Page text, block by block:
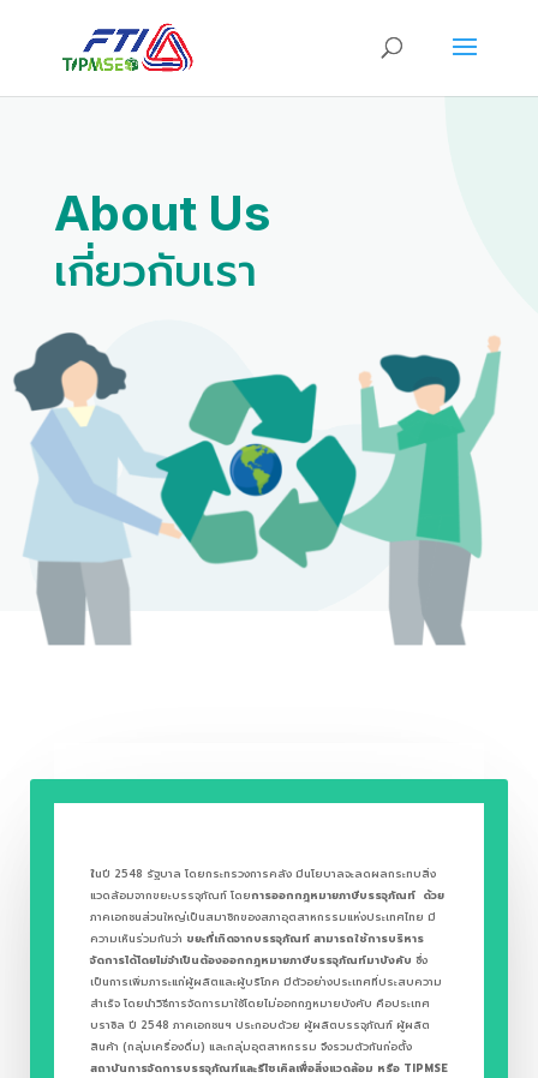
About Us
เกี่ยวกับเรา
ในปี 2548 รัฐบาล โดยกระทรวงการคลัง มีนโยบาลจะลดผลกระทบสิ่ง
แวดล้อมจากขยะบรรจุภัณท์ โดยการออกกฎหมายภาษีบรรจุภัณท์ ด้วย
ภาคเอกชนส่วนใหญ่เป็นสมาชิกของสภาอุตสาหกรรมแห่งประเทศไทย มี
ความเห็นร่วมกันว่า ขยะที่เกิดจากบรรจุภัณท์ สามารถใช้การบริหาร
จัดการได้โดยไม่จำเป็นต้องออกกฎหมายภาษีบรรจุภัณท์มาบังคับ ซึ่ง
เป็นการเพิ่มภาระแก่ผู้ผลิตและผู้บริโภค มีตัวอย่างประเทศที่ประสบความ
สำเร็จ โดยนำวิธีการจัดการมาใช้โดยไม่ออกกฎหมายบังคับ คือประเทศ
บราซิล ปี 2548 ภาคเอกชนฯ ประกอบด้วย ผู้ผลิตบรรจุภัณฑ์ ผู้ผลิต
สินค้า (กลุ่มเครื่องดื่ม) และกลุ่มอุตสาหกรรม จึงรวมตัวกันก่อตั้ง
สถาบันการจัดการบรรจุภัณฑ์และรีไซเคิลเพื่อสิ่งแวดล้อม หรือ TIPMSE